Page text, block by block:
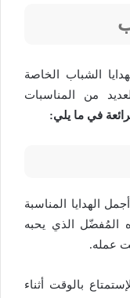
الشباب الخاصة
من المناسبات
في ما يلي:
الهدايا المناسبة
المُفضّل الذي يحبه
عمله.
بالوقت أثناء